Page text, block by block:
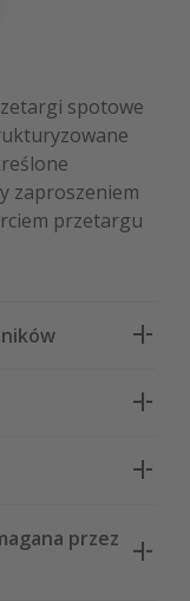
spotowe
zaproszeniem
przetargu
przez